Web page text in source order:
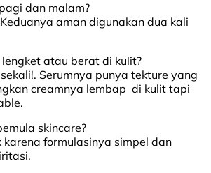
dan malam?
aman digunakan dua kali
atau berat di kulit?
Serumnya punya tekture yang
creamnya lembap di kulit tapi
skincare?
karena formulasinya simpel dan